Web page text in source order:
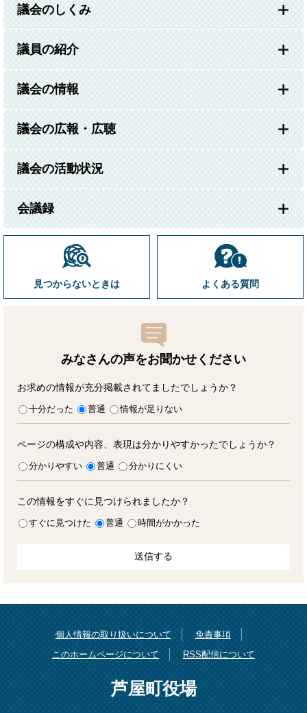
議会のしくみ
議員の紹介
議会の情報
議会の広報・広聴
議会の活動状況
会議録
見つからないときは よくある質問
みなさんの声をお聞かせ ください
お求めの情報が充分掲載されてましたでしょうか？
十分だった 普通 情報が足りない
ページの構成や内容、表現は分かりやすかったでしょうか？
分かりやすい 普通 分かりにくい
この情報をすぐに見つけられましたか？
すぐに見つけた 普通 時間がかかった
個人情報の取り扱いについて
免責事項
このホームページについて
RSS配信について
芦屋町役場